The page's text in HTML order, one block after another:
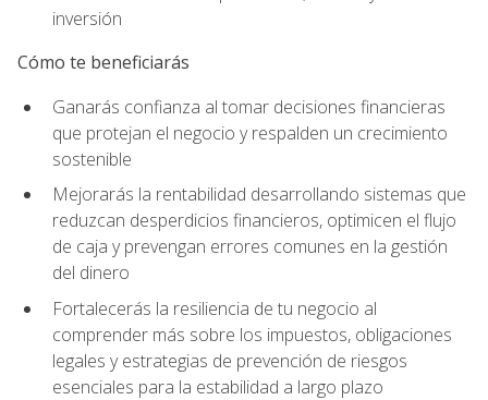
inversión
Cómo te beneficiarás
Ganarás confianza al tomar decisiones financieras
que protejan el negocio y respalden un crecimiento
sostenible
Mejorarás la rentabilidad desarrollando sistemas que
reduzcan desperdicios financieros, optimicen el flujo
de caja y prevengan errores comunes en la gestión
del dinero
Fortalecerás la resiliencia de tu negocio al
comprender más sobre los impuestos, obligaciones
legales y estrategias de prevención de riesgos
esenciales para la estabilidad a largo plazo